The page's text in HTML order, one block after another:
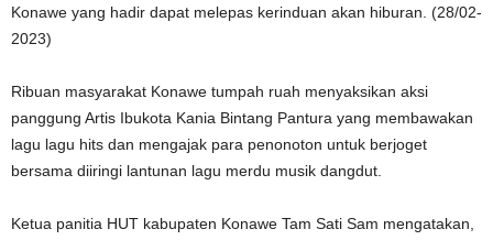
Konawe yang hadir dapat melepas kerinduan akan hiburan. (28/02-
2023)
Ribuan masyarakat Konawe tumpah ruah menyaksikan aksi
panggung Artis Ibukota Kania Bintang Pantura yang membawakan
lagu lagu hits dan mengajak para penonoton untuk berjoget
bersama diiringi lantunan lagu merdu musik dangdut.
Ketua panitia HUT kabupaten Konawe Tam Sati Sam mengatakan,